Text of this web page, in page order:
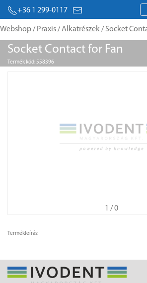
+36 1 299-0117
Webshop/ Praxis/Alkatrészek/ Socket
Socket Contact for Fan
Termék kód: 558396
1 / 0
Termékleírás: